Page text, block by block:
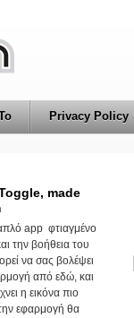
Privacy Policy
by
τίποτα.Ένα μικρό
Automator .Αυτό
εάν στο
τα κρυφά
την κατάσταση
ορατά, τα